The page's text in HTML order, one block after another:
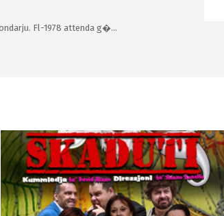
Fl-1978 attenda g�...